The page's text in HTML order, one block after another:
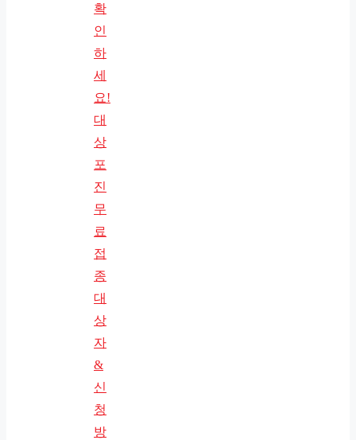
확
인
하
세
요!
대
상
포
진
무
료
접
종
대
상
자
&
신
청
방